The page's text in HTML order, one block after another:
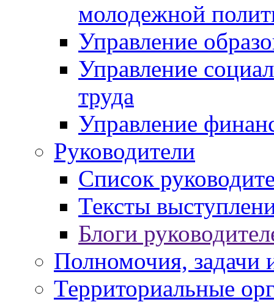
молодежной
Управление
Управление
труда
Управление
Руководители
Список
Тексты
Блоги
Полномочия, задачи
Территориальные